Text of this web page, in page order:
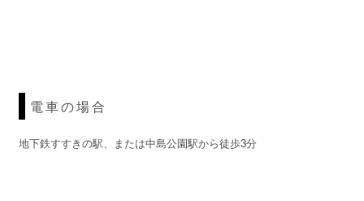
電車の場合
地下鉄すすきの駅、または中島公園駅から徒歩3分